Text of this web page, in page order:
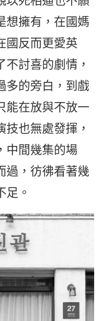
想擁有，在國媽
國反而更愛英
討喜的劇情，
多的旁白，到戲
能在放與不放一
也無處發揮，
中間幾集的場
過，彷彿看著幾
足。